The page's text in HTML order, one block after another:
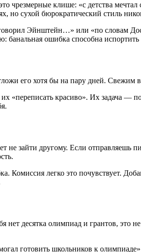
чрезмерные клише: «с детства
но сухой бюрократический стиль
Эйнштейн…» или «по словам
ошибка способна
его хотя бы на пару дней. Свежим
«переписать красиво». Их задача —
зайти другому. Если отправляешь
Комиссия легко это почувствует.
нет десятка олимпиад и грантов, это
готовить школьников к